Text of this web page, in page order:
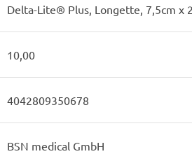
Delta-Lite® Plus, Longette, 7,5cm x
10,00
4042809350678
BSN medical GmbH